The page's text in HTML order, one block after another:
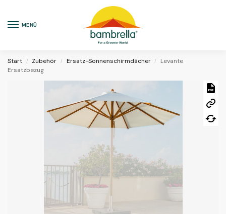
MENÜ
Start / Zubehör / Ersatz-Sonnenschirmdächer /
Levante
Ersatzbezug